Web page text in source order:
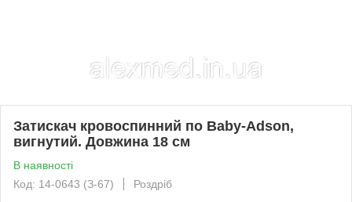
Затискач кровоспинний по Baby-Adson,
вигнутий. Довжина 18 см
В наявності
Код: 14-0643 (З-67)
Роздріб